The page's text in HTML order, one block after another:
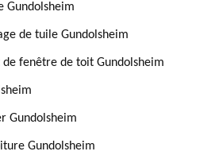
Gundolsheim
de tuile Gundolsheim
de fenêtre de toit Gundolsheim
Gundolsheim
Gundolsheim